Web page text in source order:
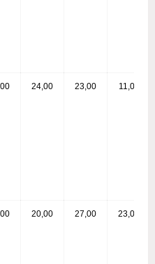
24,00 23,00 11,00
20,00 27,00 23,00